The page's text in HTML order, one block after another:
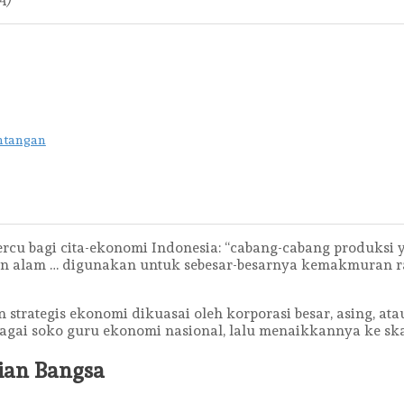
bagi cita-ekonomi Indonesia: “cab­ang-cabang
alam … digunakan untuk sebesar-besarnya
ekonomi dikuasai oleh korporasi besar, asing,
soko guru ekonomi nasional, lalu menaikkannya ke
Bangsa